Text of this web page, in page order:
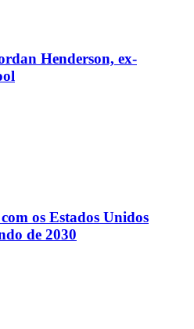
Henderson, ex-
os Estados Unidos
de 2030